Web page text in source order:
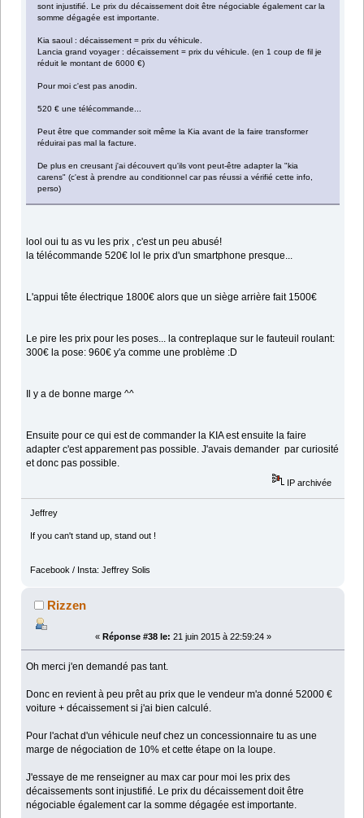
sont injustifié. Le prix du décaissement doit être négociable également car la
somme dégagée est importante.
Kia saoul : décaissement = prix du véhicule.
Lancia grand voyager : décaissement = prix du véhicule. (en 1 coup de fil je
réduit le montant de 6000 €)
Pour moi c'est pas anodin.
520 € une télécommande...
Peut être que commander soit même la Kia avant de la faire transformer
réduirai pas mal la facture.
De plus en creusant j'ai découvert qu'ils vont peut-être adapter la "kia
carens" (c'est à prendre au conditionnel car pas réussi a vérifié cette info,
perso)
lool oui tu as vu les prix , c'est un peu abusé!
la télécommande 520€ lol le prix d'un smartphone presque...
L'appui tête électrique 1800€ alors que un siège arrière fait 1500€
Le pire les prix pour les poses... la contreplaque sur le fauteuil roulant:
300€ la pose: 960€ y'a comme une problème :D
Il y a de bonne marge ^^
Ensuite pour ce qui est de commander la KIA est ensuite la faire
adapter c'est apparement pas possible. J'avais demander par curiosité
et donc pas possible.
IP archivée
Jeffrey
If you can't stand up, stand out !
Facebook / Insta: Jeffrey Solis
Rizzen
« Réponse #38 le: 21 juin 2015 à 22:59:24 »
Oh merci j'en demandé pas tant.
Donc en revient à peu prêt au prix que le vendeur m'a donné 52000 €
voiture + décaissement si j'ai bien calculé.
Pour l'achat d'un véhicule neuf chez un concessionnaire tu as une
marge de négociation de 10% et cette étape on la loupe.
J'essaye de me renseigner au max car pour moi les prix des
décaissements sont injustifié. Le prix du décaissement doit être
négociable également car la somme dégagée est importante.